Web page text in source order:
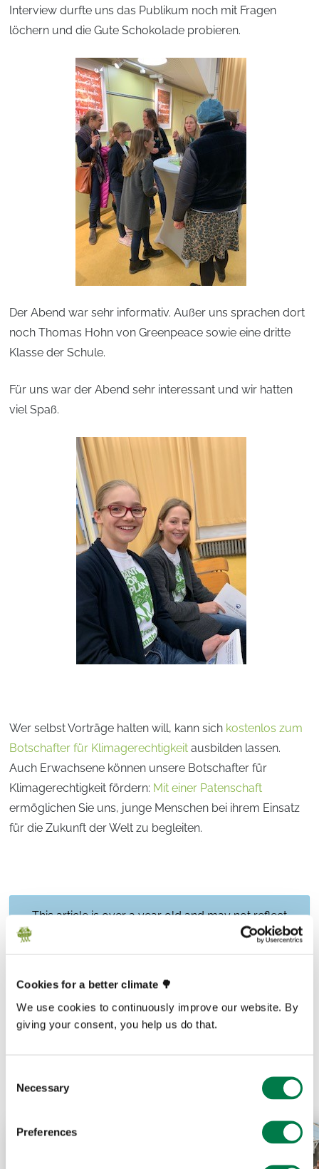
Cookies for a better climate 🌳
We use cookies to continuously improve our website. By
giving your consent, you help us do that.
Selection
Necessary
Preferences
Interview durfte uns das Publikum noch mit Fragen
löchern und die Gute Schokolade probieren.
Der Abend war sehr informativ. Außer uns sprachen dort
noch Thomas Hohn von Greenpeace sowie eine dritte
Klasse der Schule.
Für uns war der Abend sehr interessant und wir hatten
viel Spaß.
Wer selbst Vorträge halten will, kann sich kostenlos zum
Botschafter für Klimagerechtigkeit ausbilden lassen.
Auch Erwachsene können unsere Botschafter für
Klimagerechtigkeit fördern: Mit einer Patenschaft
ermöglichen Sie uns, junge Menschen bei ihrem Einsatz
für die Zukunft der Welt zu begleiten.
This article is over a year old and may not reflect
latest facts and figures. If you have any questions,